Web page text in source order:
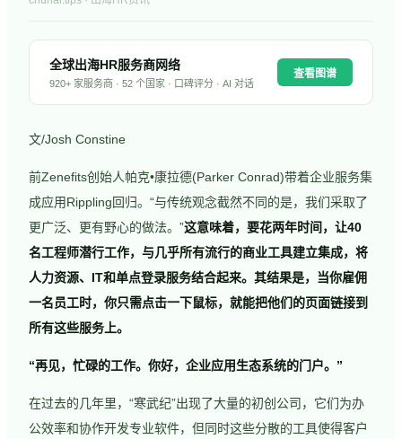
全球出海HR服务商网络
920+ 家服务商 · 52 个国家 · 口碑评分 · AI 对话
查看图谱
文/Josh Constine
前Zenefits创始人帕克•康拉德(Parker Conrad)带着企业服务集
成应用Rippling回归。“与传统观念截然不同的是，我们采取了
更广泛、更有野心的做法。”这意味着，要花两年时间，让40
名工程师潜行工作，与几乎所有流行的商业工具建立集成，将
人力资源、IT和单点登录服务结合起来。其结果是，当你雇佣
一名员工时，你只需点击一下鼠标，就能把他们的页面链接到
所有这些服务上。
“再见，忙碌的工作。你好，企业应用生态系统的门户。”
在过去的几年里，“寒武纪”出现了大量的初创公司，它们为办
公效率和协作开发专业软件，但同时这些分散的工具使得客户